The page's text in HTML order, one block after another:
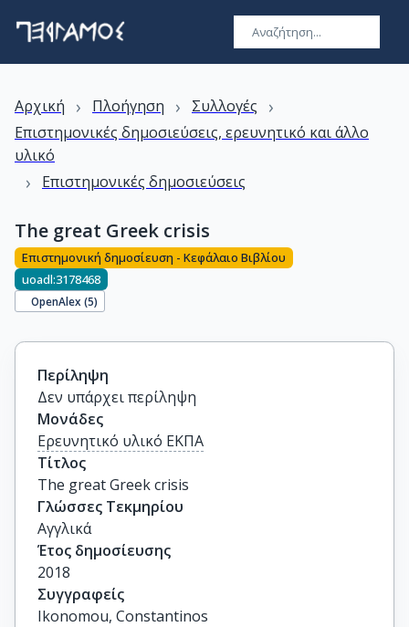
Αρχική › Πλοήγηση › Συλλογές ›
Επιστημονικές δημοσιεύσεις, ερευνητικό και άλλο
υλικό
› Επιστημονικές δημοσιεύσεις
The great Greek crisis
Επιστημονική δημοσίευση - Κεφάλαιο Βιβλίου
uoadl:3178468
OpenAlex (5)
Περίληψη
Δεν υπάρχει περίληψη
Μονάδες
Ερευνητικό υλικό ΕΚΠΑ
Τίτλος
The great Greek crisis
Γλώσσες Τεκμηρίου
Αγγλικά
Έτος δημοσίευσης
2018
Συγγραφείς
Ikonomou, Constantinos